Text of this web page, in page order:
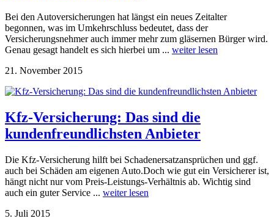
Bei den Autoversicherungen hat längst ein neues Zeitalter
begonnen, was im Umkehrschluss bedeutet, dass der
Versicherungsnehmer auch immer mehr zum gläsernen Bürger wird.
Genau gesagt handelt es sich hierbei um ... weiter lesen
21. November 2015
Kfz-Versicherung: Das sind die
kundenfreundlichsten Anbieter
Die Kfz-Versicherung hilft bei Schadenersatzansprüchen und ggf.
auch bei Schäden am eigenen Auto.Doch wie gut ein Versicherer ist,
hängt nicht nur vom Preis-Leistungs-Verhältnis ab. Wichtig sind
auch ein guter Service ... weiter lesen
5. Juli 2015